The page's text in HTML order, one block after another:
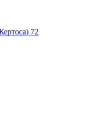
72